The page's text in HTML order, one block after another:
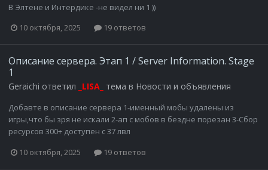
В Элтене и Интердике -не видел ни 1 ))
10 октября, 2025
19 ответов
Описание сервера. Этап 1 / Server Information. Stage
1
Geraichi ответил _LISA_ тема в Новости и объявления
Добавте в описание сервера 1-именный мобы удалены из
игры,что бы зря не искали 2-ап с мобов в бездне порезан 3-Сбор
ресурсов 300+ доступен с 37 лвл
10 октября, 2025
19 ответов